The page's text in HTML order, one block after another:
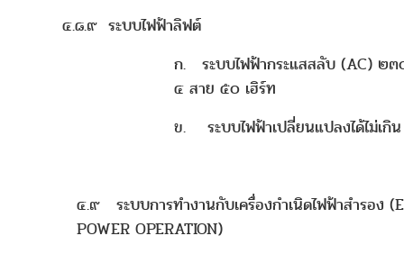
๔.๘.๙ ระบบไฟฟ้าลิฟต์
ก. ระบบไฟฟ้ากระแสสลับ (AC) ๒
๔ สาย ๕๐ เฮิร์ท
ข. ระบบไฟฟ้าเปลี่ยนแปลงได้ไม่เกิ
๔.๙ ระบบการทำงานกับเครื่องกำเนิดไฟฟ้าสำรอง
POWER OPERATION)